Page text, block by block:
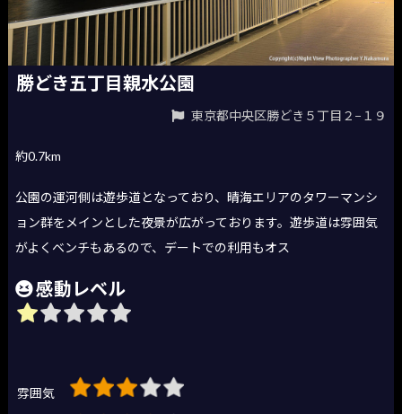
勝どき五丁目親水公園
東京都中央区勝どき５丁目２−１９
約0.7km
公園の運河側は遊歩道となっており、晴海エリアのタワーマンシ
ョン群をメインとした夜景が広がっております。遊歩道は雰囲気
がよくベンチもあるので、デートでの利用もオス
感動レベル
雰囲気